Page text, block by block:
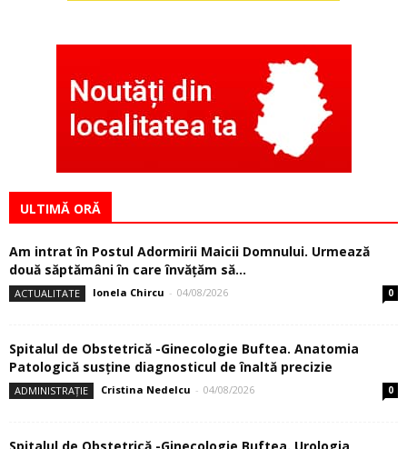
ULTIMĂ ORĂ
Am intrat în Postul Adormirii Maicii Domnului. Urmează
două săptămâni în care învăţăm să...
ACTUALITATE Ionela Chircu - 04/08/2026 0
Spitalul de Obstetrică -Ginecologie Buftea. Anatomia
Patologică susţine diagnosticul de înaltă precizie
ADMINISTRAȚIE Cristina Nedelcu - 04/08/2026 0
Spitalul de Obstetrică -Ginecologie Buftea. Urologia